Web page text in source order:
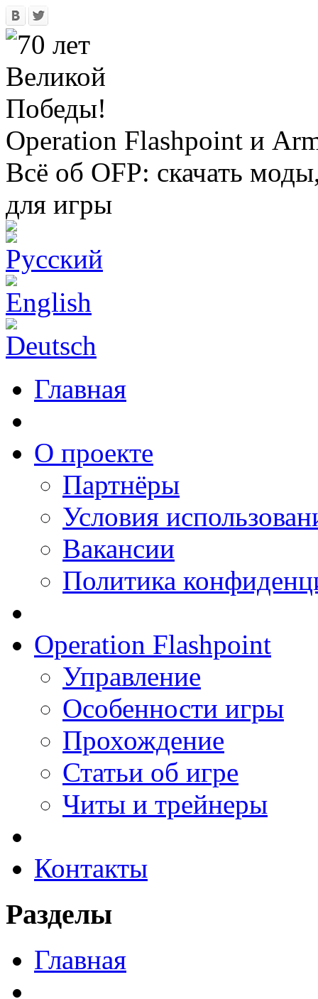
Operation Flashpoint и
Всё об OFP: скачать
для игры
Главная
О проекте
Партнёры
Условия
Вакансии
Политика
Operation Flashpoint
Управление
Особенности игры
Прохождение
Статьи об игре
Читы и трейнеры
Контакты
Разделы
Главная